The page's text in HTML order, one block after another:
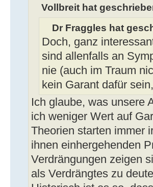
Vollbreit hat
Dr Fraggles hat
Doch, ganz
sind allenfalls an
nie (auch im Traum
kein Garant dafür
Ich glaube, was unsere
ich weniger Wert auf
Theorien starten immer
ihnen einhergehenden
Verdrängungen zeigen
als Verdrängtes zu